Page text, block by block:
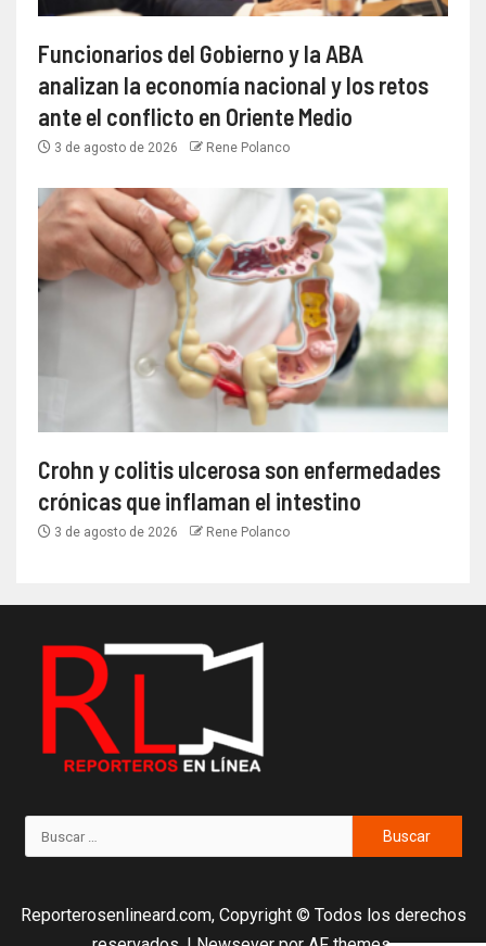
Funcionarios del Gobierno y la ABA
analizan la economía nacional y los retos
ante el conflicto en Oriente Medio
3 de agosto de 2026 Rene Polanco
Crohn y colitis ulcerosa son enfermedades
crónicas que inflaman el intestino
3 de agosto de 2026 Rene Polanco
Reporterosenlineard.com, Copyright © Todos los derechos